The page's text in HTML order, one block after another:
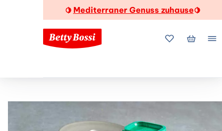
🍋 Mediterraner Genuss zuhause🍋
MeineMein